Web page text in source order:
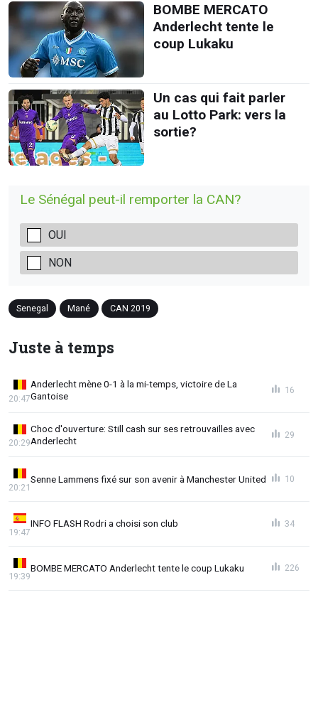
BOMBE MERCATO
Anderlecht tente le
coup Lukaku
Un cas qui fait parler
au Lotto Park: vers la
sortie?
Le Sénégal peut-il remporter la CAN?
OUI
NON
Senegal Mané CAN 2019
Juste à temps
Anderlecht mène 0-1 à la mi-temps, victoire de La
Gantoise
20:47
16
Choc d'ouverture: Still cash sur ses retrouvailles avec
Anderlecht
20:29
29
Senne Lammens fixé sur son avenir à Manchester United
20:21
10
INFO FLASH Rodri a choisi son club
19:47
34
BOMBE MERCATO Anderlecht tente le coup Lukaku
19:39
226